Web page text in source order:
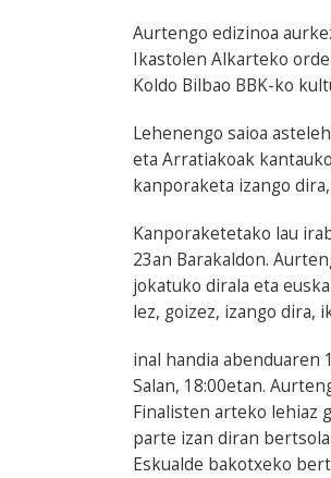
Aurtengo edizinoa
Ikastolen Alkarteko
Koldo Bilbao BBK-ko
Lehenengo saioa
eta Arratiakoak
kanporaketa izango
Kanporaketetako lau
23an Barakaldon.
jokatuko dirala eta
lez, goizez, izango dira,
inal handia abenduaren
Salan, 18:00etan.
Finalisten arteko lehiaz
parte izan diran
Eskualde bakotxeko